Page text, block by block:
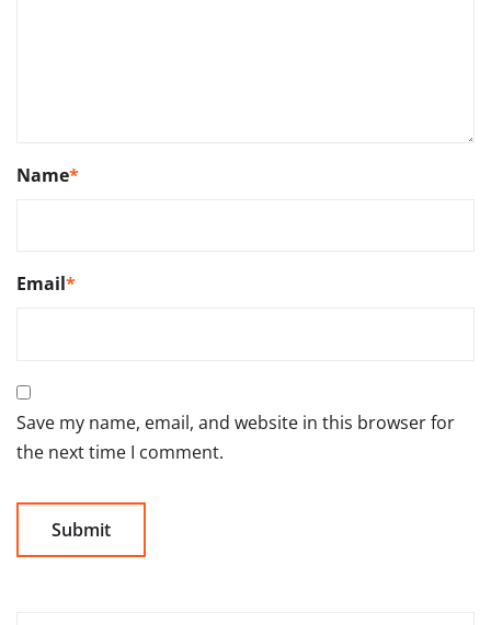
Name*
Email*
Save my name, email, and website in this browser for
the next time I comment.